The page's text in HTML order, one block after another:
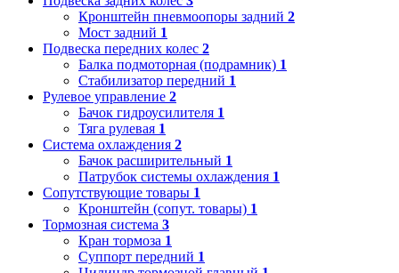
Кронштейн пневмоопоры задний 2
Мост задний 1
Подвеска передних колес 2
Балка подмоторная (подрамник) 1
Стабилизатор передний 1
Рулевое управление 2
Бачок гидроусилителя 1
Тяга рулевая 1
Система охлаждения 2
Бачок расширительный 1
Патрубок системы охлаждения 1
Сопутствующие товары 1
Кронштейн (сопут. товары) 1
Тормозная система 3
Кран тормоза 1
Суппорт передний 1